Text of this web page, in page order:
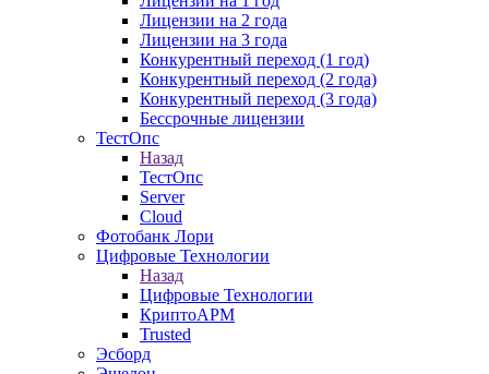
Лицензии на 2 года
Лицензии на 3 года
Конкурентный переход (1 год)
Конкурентный переход (2 года)
Конкурентный переход (3 года)
Бессрочные лицензии
ТестОпс
Назад
ТестОпс
Server
Cloud
Фотобанк Лори
Цифровые Технологии
Назад
Цифровые Технологии
КриптоАРМ
Trusted
Эсборд